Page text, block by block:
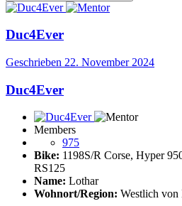
Duc4Ever
Geschrieben 22. November 2024
Duc4Ever
Members
975
Bike: 1198S/R Corse, Hyper
RS125
Name: Lothar
Wohnort/Region: Westlich von